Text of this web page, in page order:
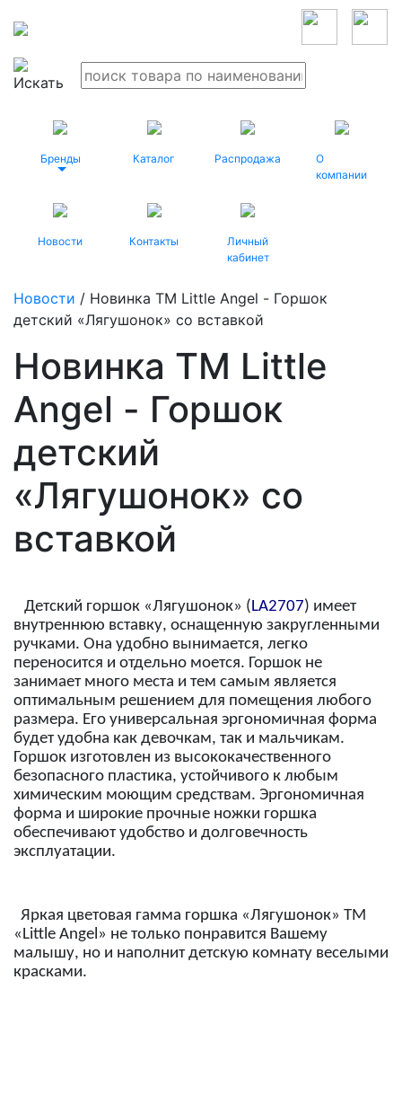
Бренды Каталог Распродажа
О
компании
Новости Контакты
Личный
кабинет
Новости / Новинка TM Little Angel - Горшок
детский «Лягушонок» со вставкой
Новинка TM Little
Angel - Горшок
детский
«Лягушонок» со
вставкой
Детский горшок «Лягушонок» (LA2707) имеет
внутреннюю вставку, оснащенную закругленными
ручками. Она удобно вынимается, легко
переносится и отдельно моется. Горшок не
занимает много места и тем самым является
оптимальным решением для помещения любого
размера. Его универсальная эргономичная форма
будет удобна как девочкам, так и мальчикам.
Горшок изготовлен из высококачественного
безопасного пластика, устойчивого к любым
химическим моющим средствам. Эргономичная
форма и широкие прочные ножки горшка
обеспечивают удобство и долговечность
эксплуатации.
Яркая цветовая гамма горшка «Лягушонок» ТМ
«Little Angel» не только понравится Вашему
малышу, но и наполнит детскую комнату веселыми
красками.